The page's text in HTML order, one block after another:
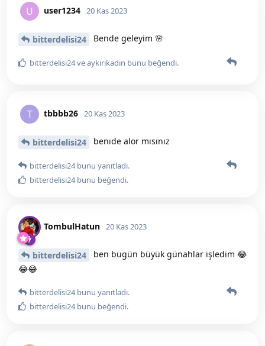
U user1234 20 Kas 2023
bitterdelisi24 Bende geleyim 🌸
bitterdelisi24veaykirikadin bunu beğendi.
T tbbbb26 20 Kas 2023
bitterdelisi24 benıde alor mısınız
bitterdelisi24bunu yanıtladı.
bitterdelisi24bunu beğendi.
TombulHatun 20 Kas 2023
bitterdelisi24
ben bugün büyük günahlar işledim 😂
😂😂
bitterdelisi24bunu yanıtladı.
bitterdelisi24bunu beğendi.